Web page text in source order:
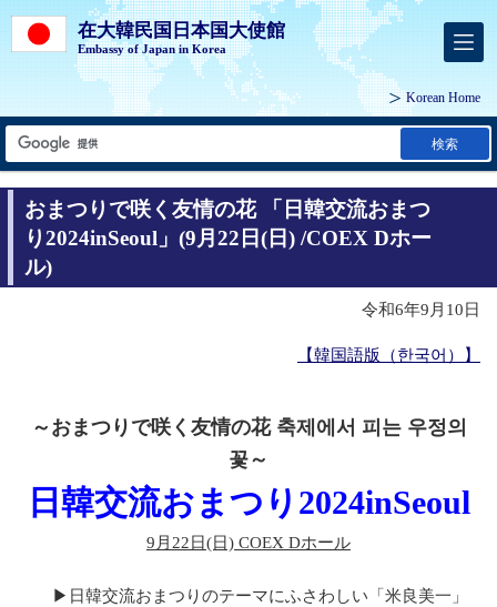
在大韓民国日本国大使館
Embassy of Japan in Korea
Korean Home
検索
おまつりで咲く友情の花 「日韓交流おまつ
り2024inSeoul」(9月22日(日) /COEX Dホー
ル)
令和6年9月10日
【韓国語版（한국어）】
～おまつりで咲く友情の花 축제에서 피는 우정의
꽃～
日韓交流おまつり2024inSeoul
9月22日(日) COEX Dホール
▶日韓交流おまつりのテーマにふさわしい「米良美一」